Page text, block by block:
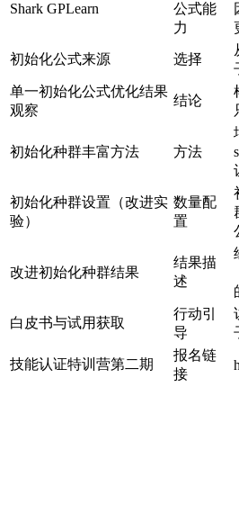
Shark GPLearn
公式能
力
初始化公式来源 选择
单一初始化公式优化结果
观察
结论
初始化种群丰富方法 方法
初始化种群设置（改进实
验）
数量配
置
改进初始化种群结果
结果描
述
白皮书与试用获取
行动引
导
技能认证特训营第二期
报名链
接